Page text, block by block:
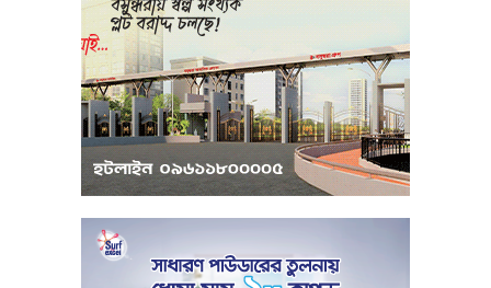
বিঘ্ন ঘটছে
পরিবেশবান্ধব উদ্যোক্তারা ইউসিবি থেকে
পাবেন ২৫ লাখ টাকা ঋণ
পুঁজিবাজারে অনিয়মের তথ্য প্রদানকারীর
সুরক্ষায় বিধিমালা প্রণয়ন
খামেনি হত্যার প্রতিশোধ নেওয়ার ঘোষণা